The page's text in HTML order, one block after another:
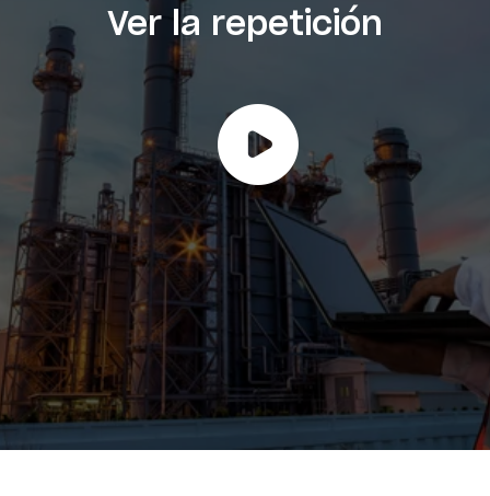
Ver la repetición